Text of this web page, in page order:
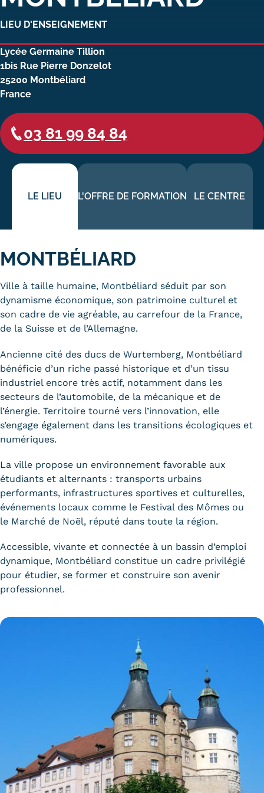
Nos centres administratifs
Quoi de neuf au Cnam BFC?
Agenda
Revue de presse
Formations
Trouver votre formation
OFFRE EN BFC
OFFRE NATIONALE
Catalogue national
Équivalences, passerelles et
suites de parcours
Modalités d'enseignement
Alternance
Enseignement à distance
Validation des Acquis de
l'Expérience (VAE)
Validation des études
professionnels et personnels
Discrimination/égalité/mixité
Handi'Cnam
Témoignages
LIEU D'ENSEIGNEMENT
Lycée Germaine Tillion
1bis Rue Pierre Donzelot
25200 Montbéliard
France
03 81 99 84 84
LE LIEU L'OFFRE DE FORMATION LE CENTRE
MONTBÉLIARD
Ville à taille humaine, Montbéliard séduit par son
dynamisme économique, son patrimoine culturel et
son cadre de vie agréable, au carrefour de la France,
de la Suisse et de l’Allemagne.
Ancienne cité des ducs de Wurtemberg, Montbéliard
bénéficie d’un riche passé historique et d’un tissu
industriel encore très actif, notamment dans les
secteurs de l’automobile, de la mécanique et de
l’énergie. Territoire tourné vers l’innovation, elle
s’engage également dans les transitions écologiques et
numériques.
La ville propose un environnement favorable aux
étudiants et alternants : transports urbains
performants, infrastructures sportives et culturelles,
événements locaux comme le Festival des Mômes ou
le Marché de Noël, réputé dans toute la région.
Accessible, vivante et connectée à un bassin d’emploi
dynamique, Montbéliard constitue un cadre privilégié
pour étudier, se former et construire son avenir
professionnel.